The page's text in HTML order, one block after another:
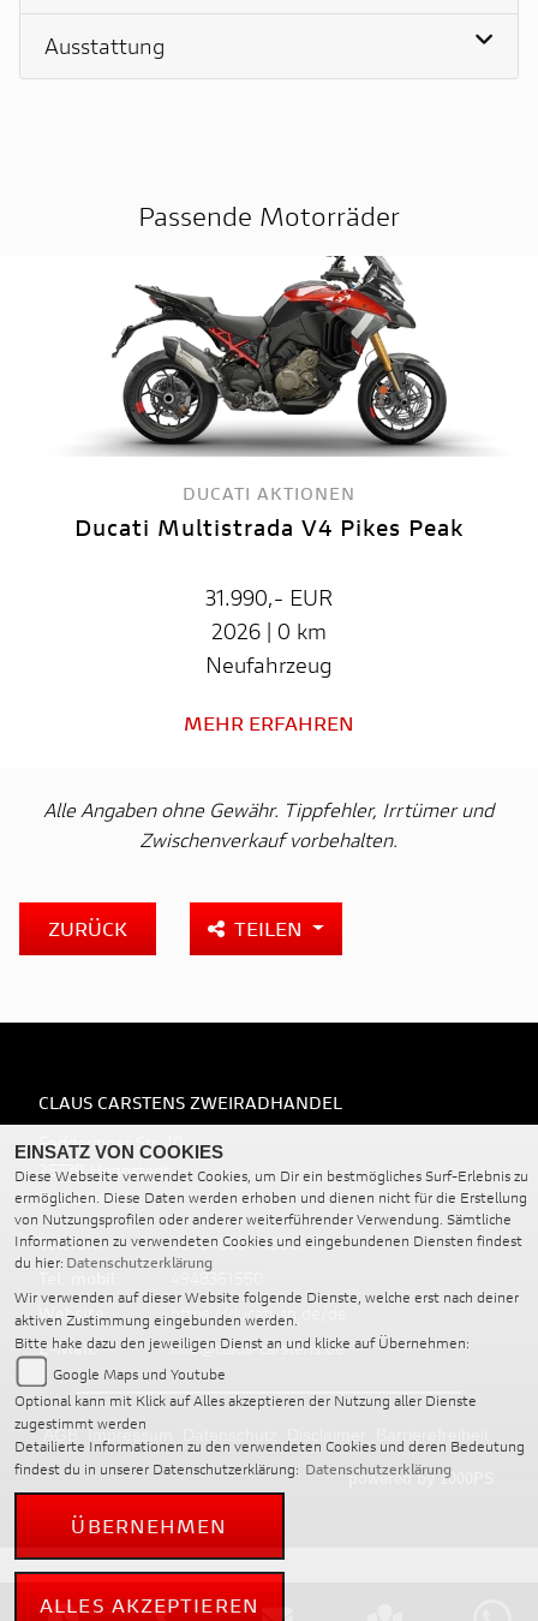
Ausstattung
Passende Motorräder
DUCATI AKTIONEN
Ducati Multistrada V4 Pikes Peak
31.990,- EUR
2026 | 0 km
Neufahrzeug
MEHR ERFAHREN
Alle Angaben ohne Gewähr. Tippfehler, Irrtümer und
Zwischenverkauf vorbehalten.
ZURÜCK TEILEN
CLAUS CARSTENS ZWEIRADHANDEL
Fedderinger Str. 10
25779 Hennstedt
Deutschland
Telefon:
00494836 - 1550
4948361550
Website:
https://ducati-sh.de/de
E-Mail:
info@claus-carstens.de
AGB Impressum
powered by 1000PS
EINSATZ VON COOKIES
Diese Webseite verwendet Cookies, um Dir ein bestmögliches Surf-Erlebnis zu
ermöglichen. Diese Daten werden erhoben und dienen nicht für die Erstellung
von Nutzungsprofilen oder anderer weiterführender Verwendung. Sämtliche
Informationen zu verwendeten Cookies und eingebundenen Diensten findest
du hier: Datenschutzerklärung
Wir verwenden auf dieser Website folgende Dienste, welche erst nach deiner
aktiven Zustimmung eingebunden werden.
Bitte hake dazu den jeweiligen Dienst an und klicke auf Übernehmen:
Google Maps und Youtube
Optional kann mit Klick auf Alles akzeptieren der Nutzung aller Dienste
zugestimmt werden
Detailierte Informationen zu den verwendeten Cookies und deren Bedeutung
findest du in unserer Datenschutzerklärung: Datenschutzerklärung
ÜBERNEHMEN
ALLES AKZEPTIEREN